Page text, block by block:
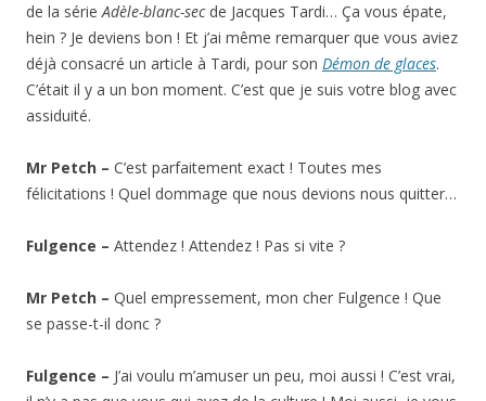
de la sérieAdèle-blanc-secde Jacques Tardi… Ça vous épate,
hein ? Je deviens bon ! Et j’ai même remarquer que vous aviez
déjà consacré un article à Tardi, pour son Démon de glaces.
C’était il y a un bon moment. C’est que je suis votre blog avec
assiduité.
Mr Petch – C’est parfaitement exact ! Toutes mes
félicitations ! Quel dommage que nous devions nous quitter…
Fulgence – Attendez ! Attendez ! Pas si vite ?
Mr Petch – Quel empressement, mon cher Fulgence ! Que
se passe-t-il donc ?
Fulgence – J’ai voulu m’amuser un peu, moi aussi ! C’est vrai,